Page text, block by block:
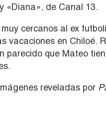
«Diana», de Canal 13.
cercanos al ex
vacaciones en Chiloé.
parecido que Mateo
reveladas por